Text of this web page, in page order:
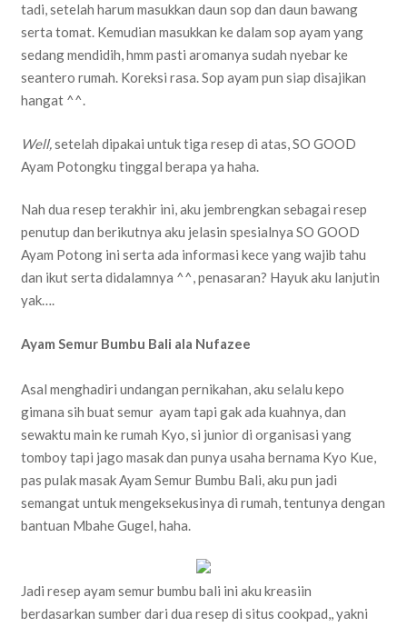
tadi, setelah harum masukkan daun sop dan daun bawang
serta tomat. Kemudian masukkan ke dalam sop ayam yang
sedang mendidih, hmm pasti aromanya sudah nyebar ke
seantero rumah. Koreksi rasa. Sop ayam pun siap disajikan
hangat ^^.
Well, setelah dipakai untuk tiga resep di atas, SO GOOD
Ayam Potongku tinggal berapa ya haha.
Nah dua resep terakhir ini, aku jembrengkan sebagai resep
penutup dan berikutnya aku jelasin spesialnya SO GOOD
Ayam Potong ini serta ada informasi kece yang wajib tahu
dan ikut serta didalamnya ^^, penasaran? Hayuk aku lanjutin
yak….
Ayam Semur Bumbu Bali ala Nufazee
Asal menghadiri undangan pernikahan, aku selalu kepo
gimana sih buat semur ayam tapi gak ada kuahnya, dan
sewaktu main ke rumah Kyo, si junior di organisasi yang
tomboy tapi jago masak dan punya usaha bernama Kyo Kue,
pas pulak masak Ayam Semur Bumbu Bali, aku pun jadi
semangat untuk mengeksekusinya di rumah, tentunya dengan
bantuan Mbahe Gugel, haha.
Jadi resep ayam semur bumbu bali ini aku kreasiin
berdasarkan sumber dari dua resep di situs cookpad,, yakni